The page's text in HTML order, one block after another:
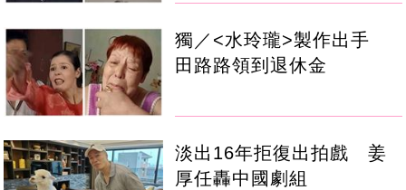
獨／<水玲瓏>製作出手
田路路領到退休金
淡出16年拒復出拍戲 姜
厚任轟中國劇組